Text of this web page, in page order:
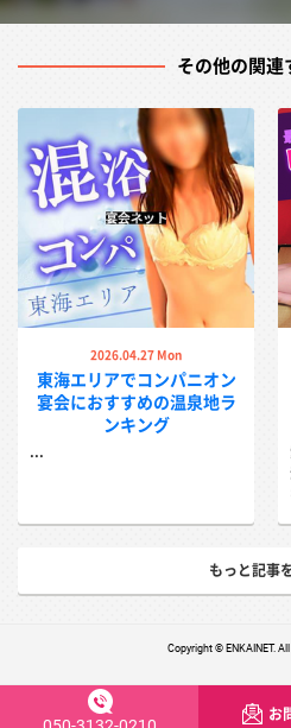
お
の宝庫。新鮮な高級食材で贅
その他の関連
2026.04.27 Mon
東海エリアでコンパニオン
宴会におすすめの温泉地ラ
ンキング
...
もっと記事
Copyright © ENKAINET.